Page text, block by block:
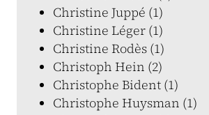
Christine Juppé (1)
Christine Léger (1)
Christine Rodès (1)
Christoph Hein (2)
Christophe Bident (1)
Christophe Huysman (1)